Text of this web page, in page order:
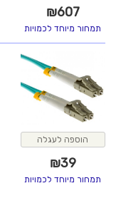
₪607
תמחור מיוחד לכמויות
הוספה לעגלה
₪39
תמחור מיוחד לכמויות